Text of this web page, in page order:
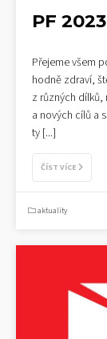
PF 2023
Přejeme všem
hodně zdraví,
z různých dílků,
a nových cílů a
ty [...]
ČÍST VÍCE
aktuality